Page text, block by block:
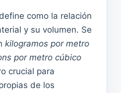
como la relación
y su volumen. Se
kilogramos por metro
por metro cúbico
crucial para
de los